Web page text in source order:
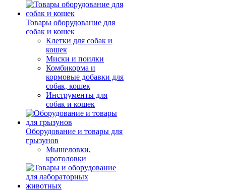
Товары оборудование для
собак и кошек
Клетки для собак и
кошек
Миски и поилки
Комбикорма и
кормовые добавки для
собак, кошек
Инструменты для
собак и кошек
Оборудование и товары для
грызунов
Мышеловки,
кротоловки